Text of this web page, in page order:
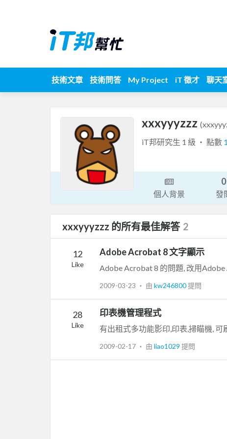
技術文章 技術問答 My Project iT 徵才 聊天
xxxyyyzzz
iT邦研究生 1 級 ‧ 點數
個人背景
0
發
xxxyyyzzz 的所有最佳解答 2
12
Like
Adobe Acrobat 8 文字顯示
Adobe Acrobat 8 的問題, 改用
2009-03-23 ‧ 由 kw246800提問
28
Like
印表機管理程式
有出租式多功能影印,印表,掃瞄機,
2009-02-17 ‧ 由 liao1029 提問